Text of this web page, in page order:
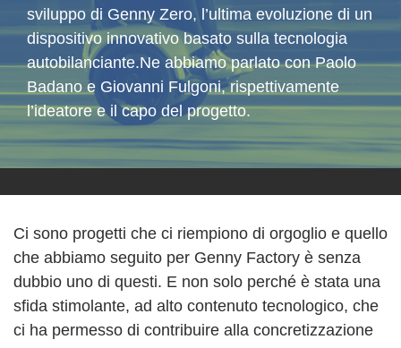
sviluppo di Genny Zero, l’ultima evoluzione di un
dispositivo innovativo basato sulla tecnologia
autobilanciante.Ne abbiamo parlato con Paolo
Badano e Giovanni Fulgoni, rispettivamente
l’ideatore e il capo del progetto.
Ci sono progetti che ci riempiono di orgoglio e quello
che abbiamo seguito per Genny Factory è senza
dubbio uno di questi. E non solo perché è stata una
sfida stimolante, ad alto contenuto tecnologico, che
ci ha permesso di contribuire alla concretizzazione